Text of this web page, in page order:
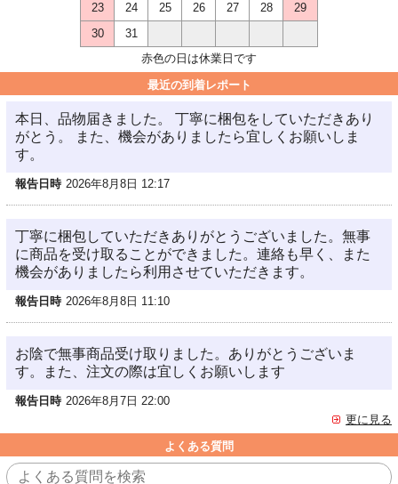
23
24 25 26 27 28
29
30
31
赤色の日は休業日です
最近の到着レポート
本日、品物届きました。 丁寧に梱包をしていただきあり
がとう。 また、機会がありましたら宜しくお願いしま
す。
報告日時 2026年8月8日 12:17
丁寧に梱包していただきありがとうございました。無事
に商品を受け取ることができました。連絡も早く、また
機会がありましたら利用させていただきます。
報告日時 2026年8月8日 11:10
お陰で無事商品受け取りました。ありがとうございま
す。また、注文の際は宜しくお願いします
報告日時 2026年8月7日 22:00
更に見る
よくある質問